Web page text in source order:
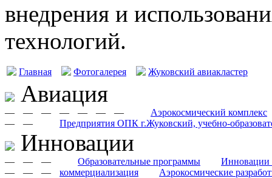
внедрения и
технологий.
Главная Фотогалерея Жуковский авиакластер
Авиация
— Аэрокосмический комплекс
— — — — —
—
Предприятия ОПК г.Жуковский, учебно-
— —
Инновации
— Образовательные программы
— Инновации
—
коммерциализация
— Аэрокосмические
— —